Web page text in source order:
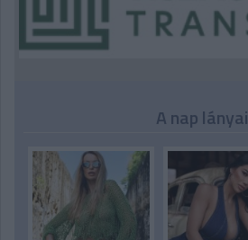
A nap lányai